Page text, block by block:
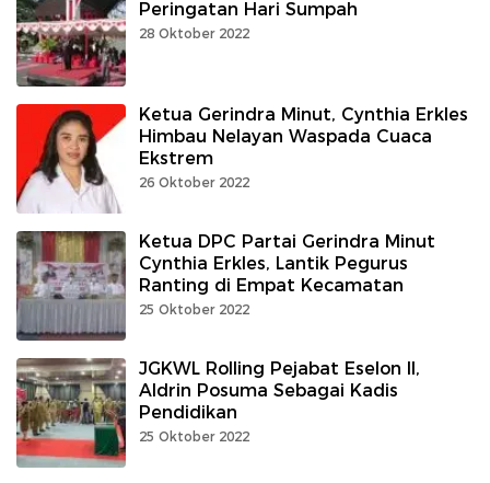
Peringatan Hari Sumpah
28 Oktober 2022
Ketua Gerindra Minut, Cynthia Erkles
Himbau Nelayan Waspada Cuaca
Ekstrem
26 Oktober 2022
Ketua DPC Partai Gerindra Minut
Cynthia Erkles, Lantik Pegurus
Ranting di Empat Kecamatan
25 Oktober 2022
JGKWL Rolling Pejabat Eselon II,
Aldrin Posuma Sebagai Kadis
Pendidikan
25 Oktober 2022